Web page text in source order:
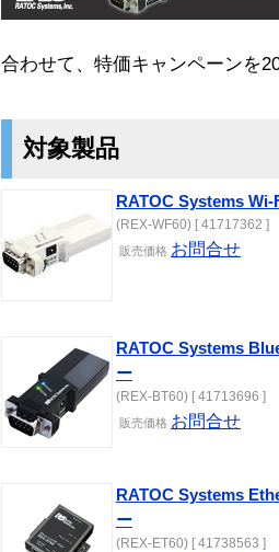
合わせて、特価キャンペーンを
対象製品
RATOC Systems
(REX-WF60) [ 41717362 ]
販売価格 お問合せ
RATOC Systems
ー
(REX-BT60) [ 41713696 ]
販売価格 お問合せ
RATOC Systems
ー
(REX-ET60) [ 41738563 ]